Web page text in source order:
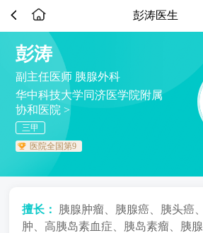
彭涛医生
彭涛
副主任医师 胰腺外科
华中科技大学同济医学院附属
协和医院 >
三甲
医院全国第9
擅长：
胰腺肿瘤、胰腺癌、胰头癌
肿、高胰岛素血症、胰岛素瘤、胰